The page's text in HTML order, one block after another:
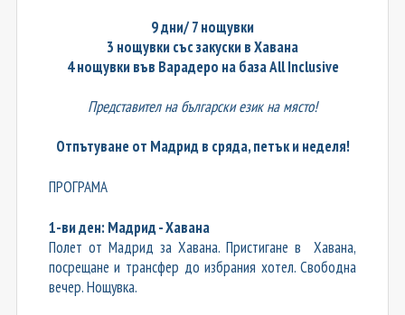
9 дни/ 7 нощувки
3 нощувки със закуски в Хавана
4 нощувки във Варадеро на база All Inclusive
Представител на български език на място!
Отпътуване от Мадрид в сряда, петък и неделя!
ПРОГРАМА
1-ви ден: Мадрид - Хавана
Полет от Мадрид за Хавана. Пристигане в Хавана,
посрещане и трансфер до избрания хотел. Свободна
вечер. Нощувка.